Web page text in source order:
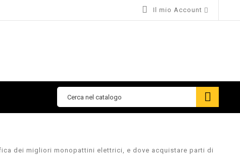
 Il mio Account 

dei migliori monopattini elettrici, e dove acquistare parti di